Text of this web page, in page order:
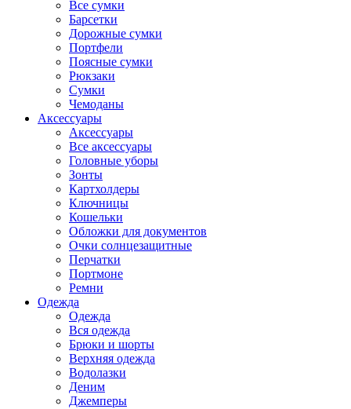
Все сумки
Барсетки
Дорожные сумки
Портфели
Поясные сумки
Рюкзаки
Сумки
Чемоданы
Аксессуары
Аксессуары
Все аксессуары
Головные уборы
Зонты
Картхолдеры
Ключницы
Кошельки
Обложки для документов
Очки солнцезащитные
Перчатки
Портмоне
Ремни
Одежда
Одежда
Вся одежда
Брюки и шорты
Верхняя одежда
Водолазки
Деним
Джемперы